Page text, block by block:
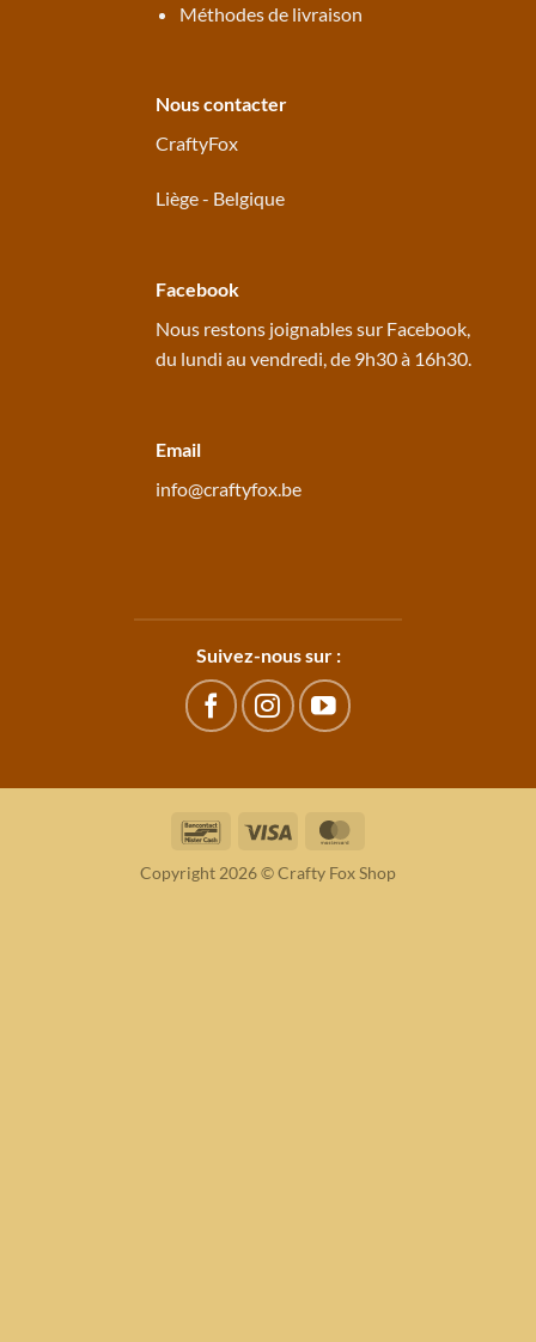
Méthodes de livraison
Nous contacter
CraftyFox
Liège - Belgique
Facebook
Nous restons joignables sur Facebook,
du lundi au vendredi, de 9h30 à 16h30.
Email
info@craftyfox.be
Suivez-nous sur :
BancontactVisa
Copyright 2026 © Crafty Fox Shop